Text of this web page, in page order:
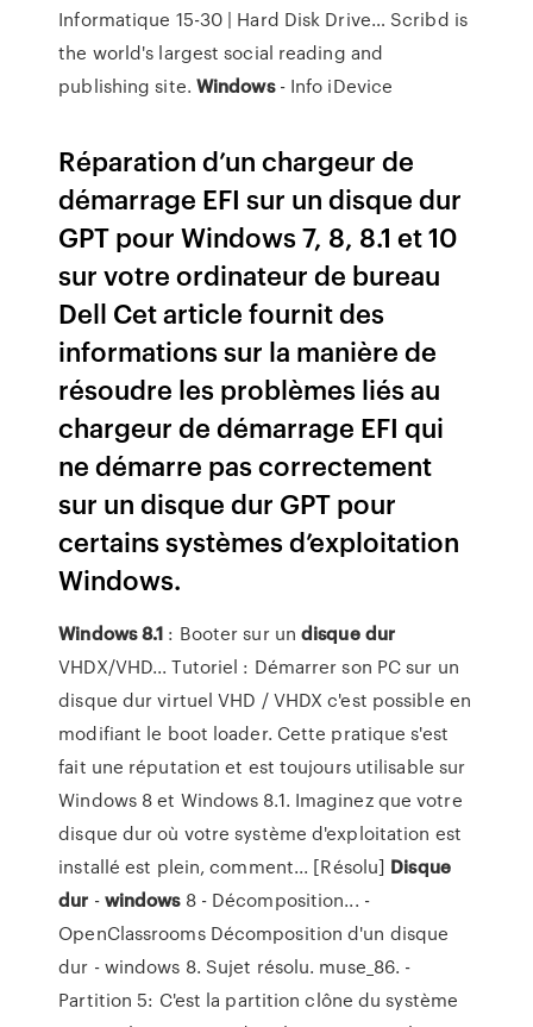
Informatique 15-30 | Hard Disk Drive… Scribd is
the world's largest social reading and
publishing site. Windows- Info iDevice
Réparation d’un chargeur de
démarrage EFI sur un disque dur
GPT pour Windows 7, 8, 8.1 et 10
sur votre ordinateur de bureau
Dell Cet article fournit des
informations sur la manière de
résoudre les problèmes liés au
chargeur de démarrage EFI qui
ne démarre pas correctement
sur un disque dur GPT pour
certains systèmes d’exploitation
Windows.
Windows8.1 : Booter sur undisque dur
VHDX/VHD... Tutoriel : Démarrer son PC sur un
disque dur virtuel VHD / VHDX c'est possible en
modifiant le boot loader. Cette pratique s'est
fait une réputation et est toujours utilisable sur
Windows 8 et Windows 8.1. Imaginez que votre
disque dur où votre système d'exploitation est
installé est plein, comment... [Résolu] Disque
dur -windows8 - Décomposition... -
OpenClassrooms Décomposition d'un disque
dur - windows 8. Sujet résolu. muse_86. -
Partition 5: C'est la partition clône du système